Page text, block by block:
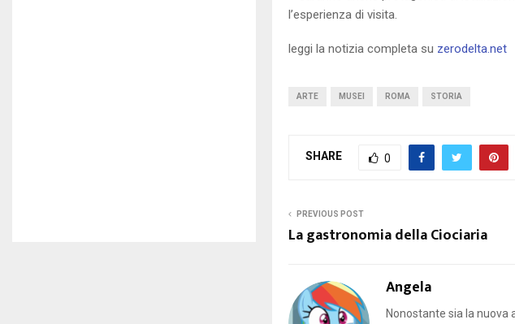
l’esperienza di visita.
leggi la notizia completa su zerodelta.net
ARTE MUSEI ROMA STORIA
SHARE 0
PREVIOUS POST
La gastronomia della Ciociaria
Angela
Nonostante sia la nuova